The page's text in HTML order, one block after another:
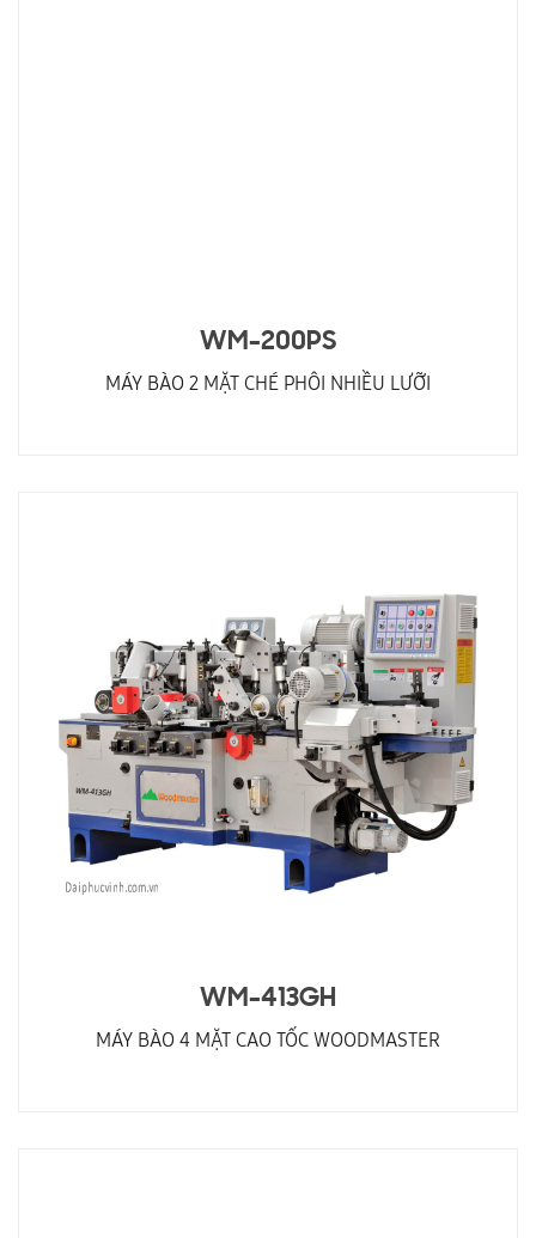
WM-200PS
MÁY BÀO 2 MẶT CHÉ PHÔI NHIỀU LƯỠI
WM-413GH
MÁY BÀO 4 MẶT CAO TỐC WOODMASTER